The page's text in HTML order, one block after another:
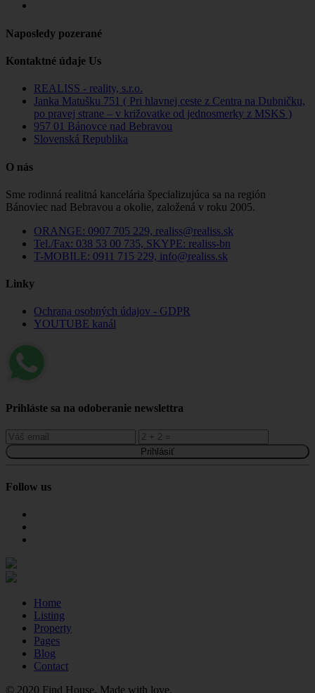
Naposledy pozerané
Kontaktné údaje Us
REALISS - reality, s.r.o.
Janka Matušku 751 ( Pri hlavnej ceste z Centra na Dubničku,
po pravej strane – v križovatke od jednosmerky z MSKS )
957 01 Bánovce nad Bebravou
Slovenská Republika
O nás
Sme rodinná realitná kancelária špecializujúca sa na región
Bánoviec nad Bebravou a okolie, založená v roku 2005.
ORANGE: 0907 705 229, realiss@realiss.sk
Tel./Fax: 038 53 00 735, SKYPE: realiss-bn
T-MOBILE: 0911 715 229, info@realiss.sk
Linky
Ochrana osobných údajov - GDPR
YOUTUBE kanál
Prihláste sa na odoberanie newslettra
Prihlásiť
Follow us
Home
Listing
Property
Pages
Blog
Contact
© 2020 Find House. Made with love.